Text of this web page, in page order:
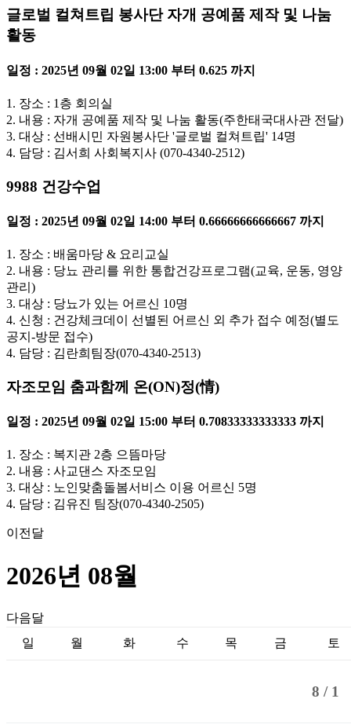
글로벌 컬쳐트립 봉사단 자개 공예품 제작 및 나눔
활동
일정 : 2025년 09월 02일 13:00 부터 0.625 까지
1. 장소 : 1층 회의실
2. 내용 : 자개 공예품 제작 및 나눔 활동(주한태국대사관 전달)
3. 대상 : 선배시민 자원봉사단 '글로벌 컬쳐트립' 14명
4. 담당 : 김서희 사회복지사 (070-4340-2512)
9988 건강수업
일정 : 2025년 09월 02일 14:00 부터 0.66666666666667 까지
1. 장소 : 배움마당 & 요리교실
2. 내용 : 당뇨 관리를 위한 통합건강프로그램(교육, 운동, 영양
관리)
3. 대상 : 당뇨가 있는 어르신 10명
4. 신청 : 건강체크데이 선별된 어르신 외 추가 접수 예정(별도
공지-방문 접수)
4. 담당 : 김란희팀장(070-4340-2513)
자조모임 춤과함께 온(ON)정(情)
일정 : 2025년 09월 02일 15:00 부터 0.70833333333333 까지
1. 장소 : 복지관 2층 으뜸마당
2. 내용 : 사교댄스 자조모임
3. 대상 : 노인맞춤돌봄서비스 이용 어르신 5명
4. 담당 : 김유진 팀장(070-4340-2505)
이전달
2026년 08월
다음달
일
월 화 수 목 금 토
8 / 1